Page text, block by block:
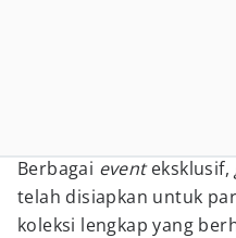
Berbagai eventeksklusif,
telah disiapkan untuk
koleksi lengkap yang